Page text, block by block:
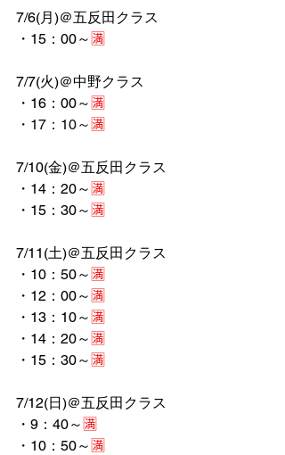
7/6(月)＠五反田クラス
・15：00～ 🈵
7/7(火)＠中野クラス
・16：00～ 🈵
・17：10～ 🈵
7/10(金)＠五反田クラス
・14：20～ 🈵
・15：30～ 🈵
7/11(土)＠五反田クラス
・10：50～ 🈵
・12：00～ 🈵
・13：10～ 🈵
・14：20～ 🈵
・15：30～ 🈵
7/12(日)＠五反田クラス
・9：40～ 🈵
・10：50～ 🈵